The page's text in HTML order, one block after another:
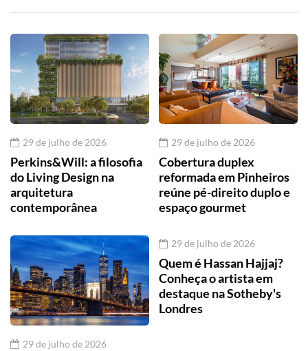
29 de julho de 2026
Perkins&Will: a filosofia
do Living Design na
arquitetura
contemporânea
29 de julho de 2026
Cobertura duplex
reformada em Pinheiros
reúne pé-direito duplo e
espaço gourmet
29 de julho de 2026
29 de julho de 2026
Quem é Hassan Hajjaj?
Conheça o artista em
destaque na Sotheby's
Londres